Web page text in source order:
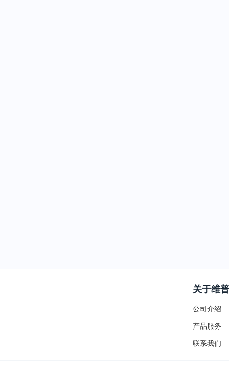
关于维普
公司介绍
产品服务
联系我们